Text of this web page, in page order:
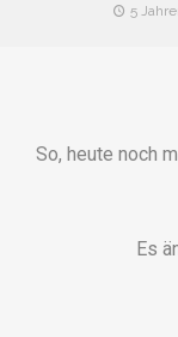
5
So, heute noch
Es